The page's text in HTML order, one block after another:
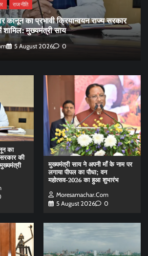
राजनीति
कानून का प्रभावी क्रियान्वयन राज्य सरकार
मुख्यमंत्री साय
5 August 2026 0
का
सरकार की
मुख्यमंत्री साय ने अपनी माँ के नाम पर
लगाया पीपल का पौधा; वन
महोत्सव-2026 का हुआ शुभारंभ
Moresamachar.com
5 August 2026
0